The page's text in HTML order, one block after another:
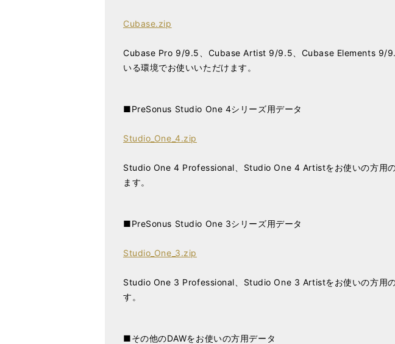
Cubase.zip
Cubase Pro 9/9.5、Cubase Artist 9/9.5、Cubase Elements 9/
いる環境でお使いいただけます。
■PreSonus Studio One 4シリーズ用データ
Studio_One_4.zip
Studio One 4 Professional、Studio One 4 Artistをお使いの方用
ます。
■PreSonus Studio One 3シリーズ用データ
Studio_One_3.zip
Studio One 3 Professional、Studio One 3 Artistをお使いの方用
す。
■その他のDAWをお使いの方用データ